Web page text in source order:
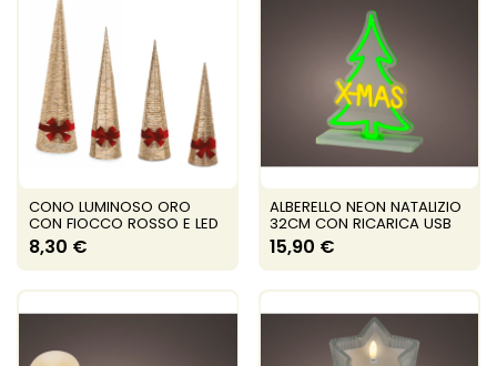
CONO LUMINOSO ORO
CON FIOCCO ROSSO E LED
8,30 €
ALBERELLO NEON NATALIZIO
32CM CON RICARICA USB
15,90 €